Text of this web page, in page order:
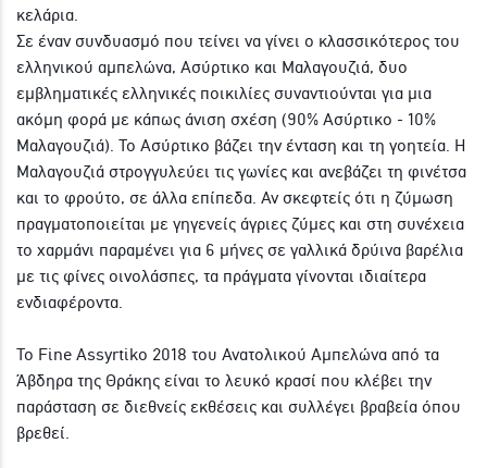
κελάρια.
Σε έναν συνδυασμό που τείνει να γίνει ο κλασσικότερος του
ελληνικού αμπελώνα, Ασύρτικο και Μαλαγουζιά, δυο
εμβληματικές ελληνικές ποικιλίες συναντιούνται για μια
ακόμη φορά με κάπως άνιση σχέση (90% Ασύρτικο - 10%
Μαλαγουζιά). Το Ασύρτικο βάζει την ένταση και τη γοητεία. Η
Μαλαγουζιά στρογγυλεύει τις γωνίες και ανεβάζει τη φινέτσα
και το φρούτο, σε άλλα επίπεδα. Αν σκεφτείς ότι η ζύμωση
πραγματοποιείται με γηγενείς άγριες ζύμες και στη συνέχεια
το χαρμάνι παραμένει για 6 μήνες σε γαλλικά δρύινα βαρέλια
με τις φίνες οινολάσπες, τα πράγματα γίνονται ιδιαίτερα
ενδιαφέροντα.
Το Fine Assyrtiko 2018 του Ανατολικού Αμπελώνα από τα
Άβδηρα της Θράκης είναι το λευκό κρασί που κλέβει την
παράσταση σε διεθνείς εκθέσεις και συλλέγει βραβεία όπου
βρεθεί.